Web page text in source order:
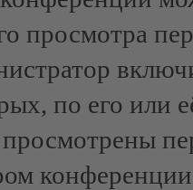
просмотра
по его или